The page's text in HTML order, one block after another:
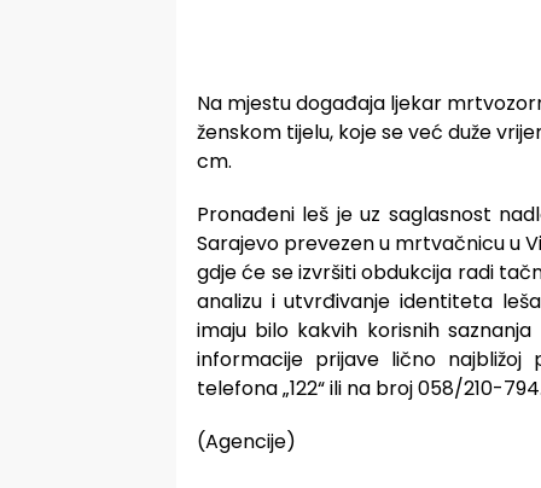
Na mjestu događaja ljekar
ženskom tijelu, koje se već duže
cm.
Pronađeni leš je uz saglasnost
Sarajevo prevezen u mrtvačnicu u
gdje će se izvršiti obdukcija radi
analizu i utvrđivanje identiteta
imaju bilo kakvih korisnih
informacije prijave lično
telefona „122“ ili na broj 058/210-
(Agencije)